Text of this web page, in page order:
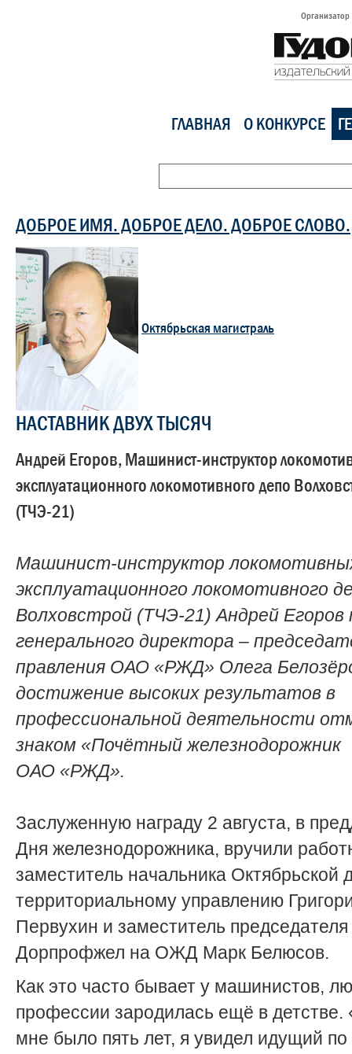
Организатор
ГЛАВНАЯ О КОНКУРСЕ
ДОБРОЕ ИМЯ. ДОБРОЕ ДЕЛО. ДОБРОЕ СЛОВО.
Октябрьская магистраль
НАСТАВНИК ДВУХ ТЫСЯЧ
Андрей Егоров, Машинист-инструктор
эксплуатационного локомотивного депо
(ТЧЭ-21)
Машинист-инструктор
эксплуатационного локомотивного
Волховстрой (ТЧЭ-21) Андрей Егоров
генерального директора –
правления ОАО «РЖД» Олега
достижение высоких результатов в
профессиональной деятельности
знаком «Почётный железнодорожник
ОАО «РЖД».
Заслуженную награду 2 авгус­та, в
Дня железнодорожника, вручили
замес­титель начальника Октябрьской
территориальному управлению
Первухин и заместитель председателя
Дорпрофжел на ОЖД Марк Белюсов.
Как это часто бывает у машинистов,
профессии зародилась ещё в детстве.
мне было пять лет, я увидел идущий по